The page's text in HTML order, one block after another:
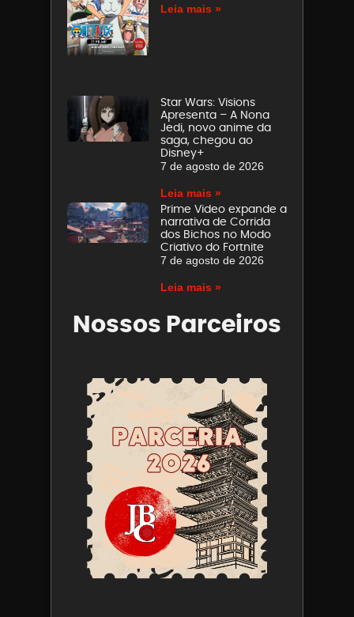
Leia mais »
Star Wars: Visions
Apresenta – A Nona
Jedi, novo anime da
saga, chegou ao
Disney+
7 de agosto de 2026
Leia mais »
Prime Video expande a
narrativa de Corrida
dos Bichos no Modo
Criativo do Fortnite
7 de agosto de 2026
Leia mais »
Nossos Parceiros